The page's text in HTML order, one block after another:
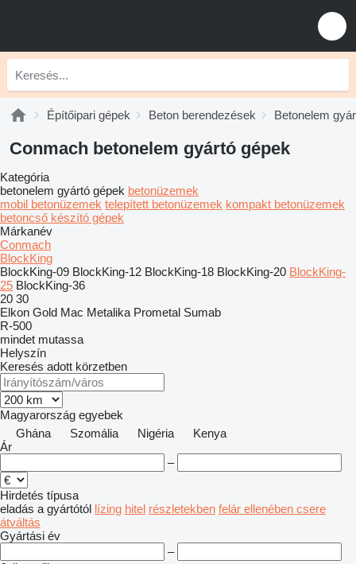
Építőipari gépek Beton berendezések Betonelem
Conmach betonelem gyártó gépek
Kategória
betonelem gyártó gépek betonüzemek
mobil betonüzemek telepített betonüzemek kompakt betonüzemek
betoncső készító gépek
Márkanév
Conmach
BlockKing
BlockKing-09 BlockKing-12 BlockKing-18 BlockKing-20 BlockKing-
25 BlockKing-36
20 30
Elkon Gold Mac Metalika Prometal Sumab
R-500
mindet mutassa
Helyszín
Keresés adott körzetben
Magyarország egyebek
Ghána
Szomália Nigéria
Kenya
Ár
–
Hirdetés típusa
eladás a gyártótól lízing hitel részletekben felár ellenében csere
átváltás
Gyártási év
–